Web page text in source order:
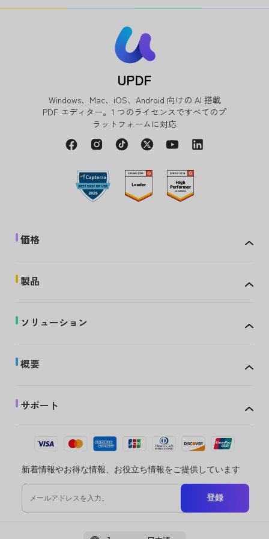
UPDF
Windows、Mac、iOS、Android 向けの AI 搭載
PDF エディター。1 つのライセンスですべてのプ
ラットフォームに対応
価格
製品
ソリューション
概要
サポート
新着情報やお得な情報、お役立ち情報をご提供しています
登録